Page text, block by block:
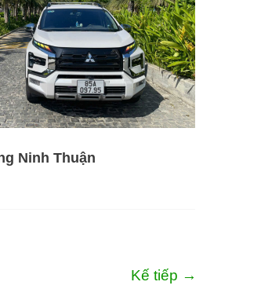
Ninh Thuận
Kế tiếp →